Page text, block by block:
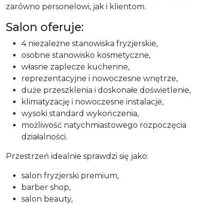
zarówno personelowi, jak i klientom.
Salon oferuje:
4 niezależne stanowiska fryzjerskie,
osobne stanowisko kosmetyczne,
własne zaplecze kuchenne,
reprezentacyjne i nowoczesne wnętrze,
duże przeszklenia i doskonałe doświetlenie,
klimatyzację i nowoczesne instalacje,
wysoki standard wykończenia,
możliwość natychmiastowego rozpoczęcia
działalności.
Przestrzeń idealnie sprawdzi się jako:
salon fryzjerski premium,
barber shop,
salon beauty,